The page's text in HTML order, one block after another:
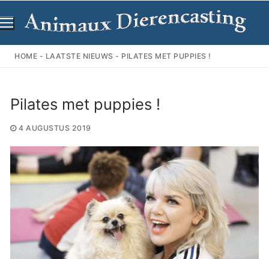
naar
inhoud
HOME - LAATSTE NIEUWS - PILATES MET PUPPIES !
Pilates met puppies !
4 AUGUSTUS 2019